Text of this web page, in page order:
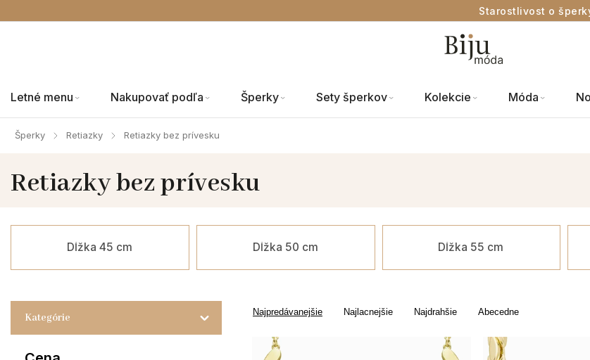
Starostlivost o
Letné menu Nakupovať podľa Šperky Sety šperkov Kolekcie Móda
Šperky / Retiazky / Retiazky bez prívesku
Retiazky bez prívesku
Dĺžka 45 cm Dĺžka 50 cm Dĺžka 55 cm
Kategórie Najpredávanejšie Najlacnejšie Najdrahšie Abecedne